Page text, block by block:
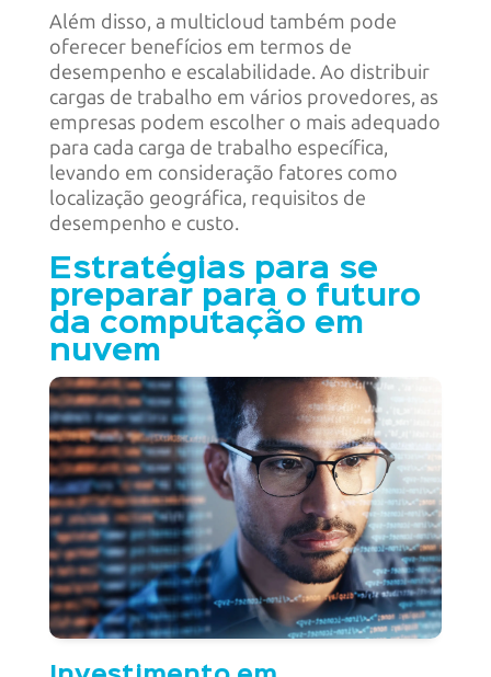
Além disso, a multicloud também pode
oferecer benefícios em termos de
desempenho e escalabilidade. Ao distribuir
cargas de trabalho em vários provedores, as
empresas podem escolher o mais adequado
para cada carga de trabalho específica,
levando em consideração fatores como
localização geográfica, requisitos de
desempenho e custo.
Estratégias para se
preparar para o futuro
da computação em
nuvem